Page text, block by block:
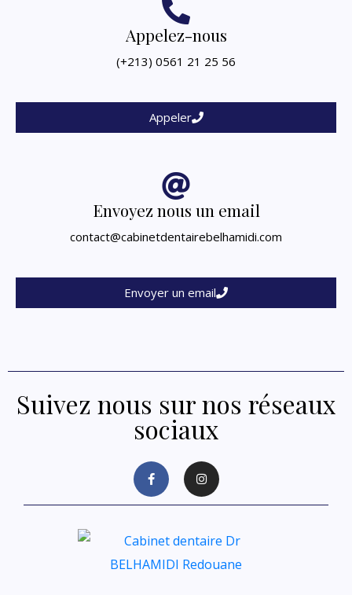
Appelez-nous
(+213) 0561 21 25 56
Appeler
Envoyez nous un email
contact@cabinetdentairebelhamidi.com
Envoyer un email
Suivez nous sur nos réseaux
sociaux